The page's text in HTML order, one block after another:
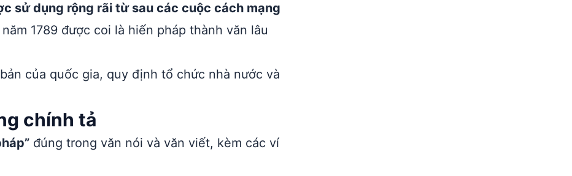
sử dụng rộng rãi từ sau các cuộc cách mạng
1789 được coi là hiến pháp thành văn lâu
của quốc gia, quy định tổ chức nhà nước và
chính tả
đúng trong văn nói và văn viết, kèm các ví